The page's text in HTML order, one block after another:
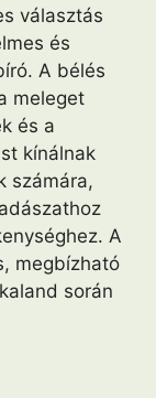
választás
és
A bélés
meleget
és a
kínálnak
számára,
A
megbízható
során